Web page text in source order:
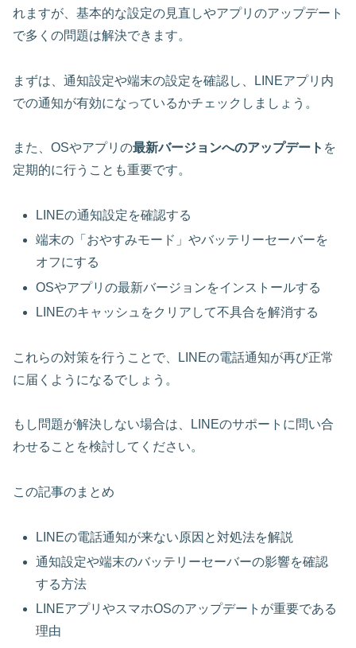
れますが、基本的な設定の見直しやアプリのアップデート
で多くの問題は解決できます。
まずは、通知設定や端末の設定を確認し、LINEアプリ内
での通知が有効になっているかチェックしましょう。
また、OSやアプリの最新バージョンへのアップデート を
定期的に行うことも重要です。
LINEの通知設定を確認する
端末の「おやすみモード」やバッテリーセーバーを
オフにする
OSやアプリの最新バージョンをインストールする
LINEのキャッシュをクリアして不具合を解消する
これらの対策を行うことで、LINEの電話通知が再び正常
に届くようになるでしょう。
もし問題が解決しない場合は、LINEのサポートに問い合
わせることを検討してください。
この記事のまとめ
LINEの電話通知が来ない原因と対処法を解説
通知設定や端末のバッテリーセーバーの影響を確認
する方法
LINEアプリやスマホOSのアップデートが重要である
理由